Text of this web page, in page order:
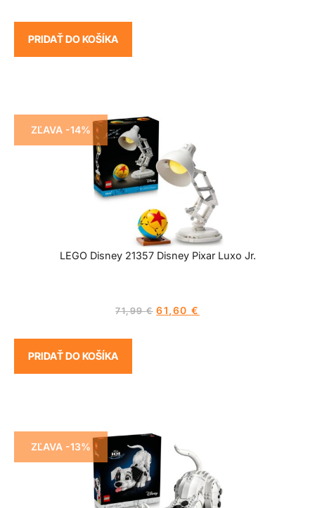
PRIDAŤ DO KOŠÍKA
ZĽAVA -14%
LEGO Disney 21357 Disney Pixar Luxo Jr.
71,99€ 61,60€
PRIDAŤ DO KOŠÍKA
ZĽAVA -13%